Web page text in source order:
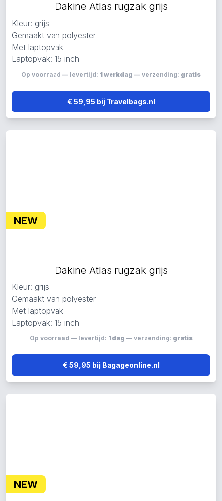
Dakine Atlas rugzak grijs
Kleur: grijs
Gemaakt van polyester
Met laptopvak
Laptopvak: 15 inch
Op voorraad — levertijd: 1 werkdag — verzending: gratis
€ 59,95 bij Travelbags.nl
NEW
Dakine Atlas rugzak grijs
Kleur: grijs
Gemaakt van polyester
Met laptopvak
Laptopvak: 15 inch
Op voorraad — levertijd: 1 dag — verzending: gratis
€ 59,95 bij Bagageonline.nl
NEW